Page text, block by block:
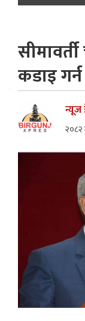
कडाइ
न्यूज
२०८२